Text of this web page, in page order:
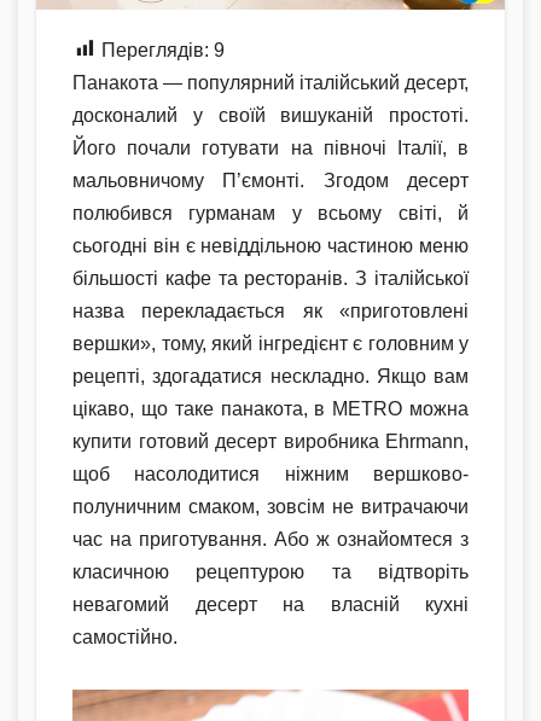
Переглядів: 9
Панакота — популярний італійський десерт,
досконалий у своїй вишуканій простоті.
Його почали готувати на півночі Італії, в
мальовничому П’ємонті. Згодом десерт
полюбився гурманам у всьому світі, й
сьогодні він є невіддільною частиною меню
більшості кафе та ресторанів. З італійської
назва перекладається як «приготовлені
вершки», тому, який інгредієнт є головним у
рецепті, здогадатися нескладно. Якщо вам
цікаво, що таке панакота, в METRO можна
купити готовий десерт виробника Ehrmann,
щоб насолодитися ніжним вершково-
полуничним смаком, зовсім не витрачаючи
час на приготування. Або ж ознайомтеся з
класичною рецептурою та відтворіть
невагомий десерт на власній кухні
самостійно.